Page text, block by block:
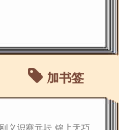
加书签
义识赛元坛 锦上天巧